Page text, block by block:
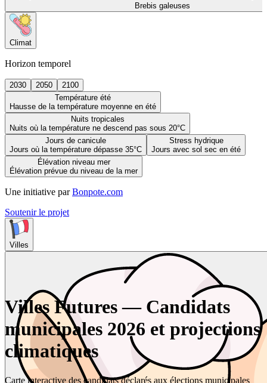
Brebis galeuses
Climat
Horizon temporel
2030 2050
2100
Température été
Hausse de la température moyenne en été
Nuits tropicales
Nuits où la température ne descend pas sous 20°C
Jours de canicule
Jours où la température dépasse 35°C
Stress hydrique
Jours avec sol sec en été
Élévation niveau mer
Élévation prévue du niveau de la mer
Une initiative par Bonpote.com
Soutenir le projet
Villes
Villes Futures — Candidats
municipales 2026 et projections
climatiques
Carte interactive des candidats déclarés aux élections municipales